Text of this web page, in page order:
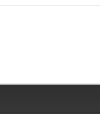
P5 de